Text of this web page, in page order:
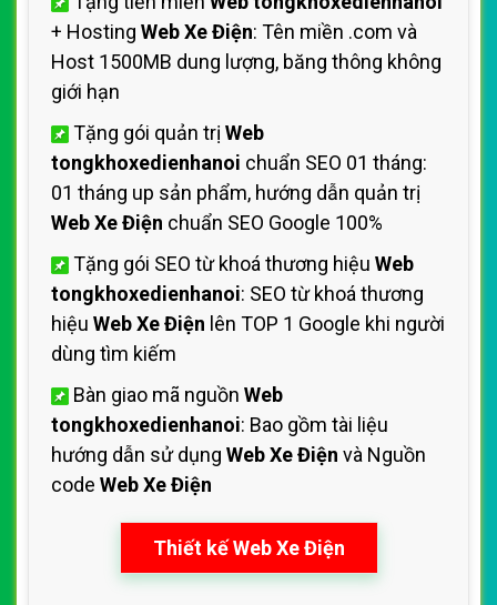
+ Hosting Web Xe Điện: Tên miền .com và
Host 1500MB dung lượng, băng thông không
giới hạn
Tặng gói quản trị Web
tongkhoxedienhanoi chuẩn SEO 01 tháng:
01 tháng up sản phẩm, hướng dẫn quản trị
Web Xe Điện chuẩn SEO Google 100%
Tặng gói SEO từ khoá thương hiệu Web
tongkhoxedienhanoi: SEO từ khoá thương
hiệu Web Xe Điện lên TOP 1 Google khi người
dùng tìm kiếm
Bàn giao mã nguồn Web
tongkhoxedienhanoi: Bao gồm tài liệu
hướng dẫn sử dụng Web Xe Điện và Nguồn
code Web Xe Điện
Thiết kế Web Xe Điện